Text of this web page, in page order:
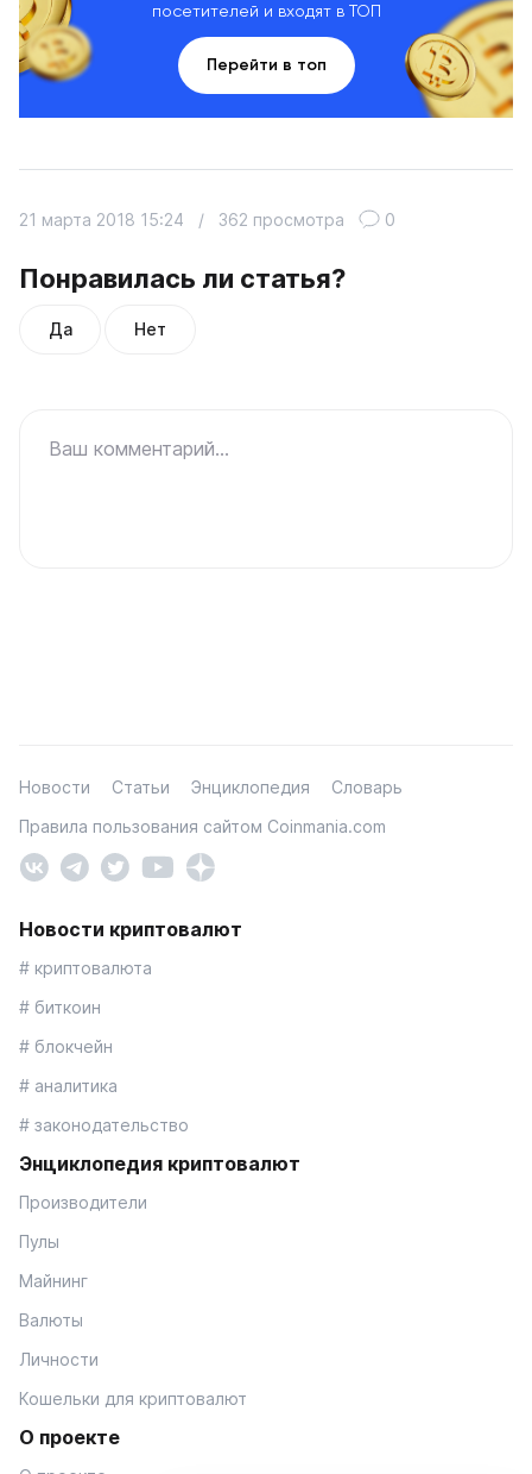
посетителей и входят в ТОП
Перейти в топ
Понравилась ли статья?
Да Нет
21 марта 2018 15:24 / 362 просмотра 0
Ваш комментарий...
Новости Статьи Энциклопедия
Словарь
Правила пользования сайтом Coinmania.com
Новости криптовалют
# криптовалюта
# биткоин
# блокчейн
# аналитика
# законодательство
Энциклопедия криптовалют
Производители
Пулы
Майнинг
Валюты
Личности
Кошельки для криптовалют
О проекте